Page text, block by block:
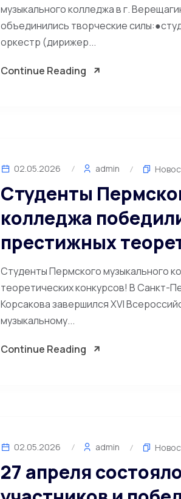
музыкального колледжа в г.
объединились творческие
оркестр (дирижер...
Continue Reading
02.05.2026 admin
Студенты
колледжа
престижных
Студенты Пермского музыкального
теоретических конкурсов! В Санкт-
Корсакова завершился XVI
музыкальному...
Continue Reading
02.05.2026 admin
27 апреля